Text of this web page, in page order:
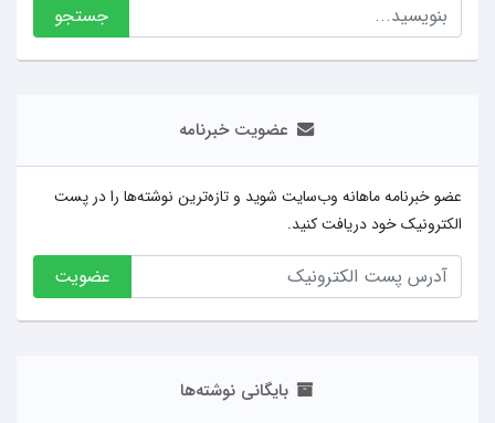
جستجو
عضویت خبرنامه
عضو خبرنامه ماهانه وب‌سایت شوید و تازه‌ترین نوشته‌ها را در پست
الکترونیک خود دریافت کنید.
عضویت
بایگانی نوشته‌ها